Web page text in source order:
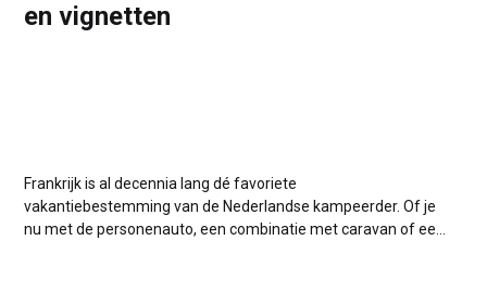
en vignetten
Frankrijk is al decennia lang dé favoriete
vakantiebestemming van de Nederlandse kampeerder. Of je
nu met de personenauto, een combinatie met caravan of een